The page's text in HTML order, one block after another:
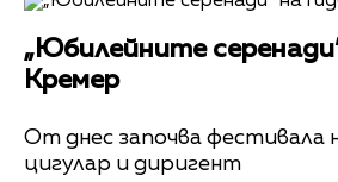
„Юбилейните
Кремер
От днес започва фестивала
цигулар и диригент